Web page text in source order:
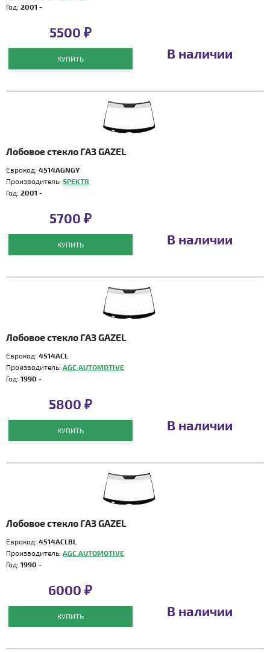
Год: 2001 -
5500 ₽
КУПИТЬ В наличии
Лобовое стекло ГАЗ GAZEL
Еврокод: 4514AGNGY
Производитель: SPEKTR
Год: 2001 -
5700 ₽
КУПИТЬ В наличии
Лобовое стекло ГАЗ GAZEL
Еврокод: 4514ACL
Производитель: AGC AUTOMOTIVE
Год: 1990 -
5800 ₽
КУПИТЬ В наличии
Лобовое стекло ГАЗ GAZEL
Еврокод: 4514ACLBL
Производитель: AGC AUTOMOTIVE
Год: 1990 -
6000 ₽
КУПИТЬ В наличии